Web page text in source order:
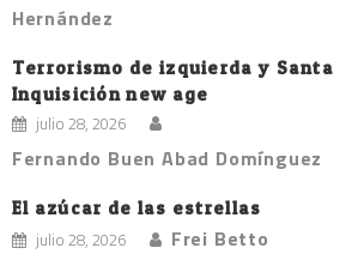
Hernández
Terrorismo de izquierda y Santa
Inquisición new age
julio 28, 2026
Fernando Buen Abad Domínguez
El azúcar de las estrellas
julio 28, 2026 Frei Betto